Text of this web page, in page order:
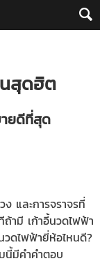
สุดฮิต
ยดีที่สุด
และการจราจรที่
ามี เก้าอี้นวดไฟฟ้า
วดไฟฟ้ายี่ห้อไหนดี?
นี้มีคำคำตอบ